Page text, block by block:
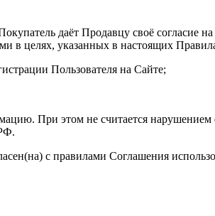
даёт Продавцу своё
в целях, указанных в настоящих
Пользователя на Сайте;
При этом не считается нарушением
с правилами Соглашения